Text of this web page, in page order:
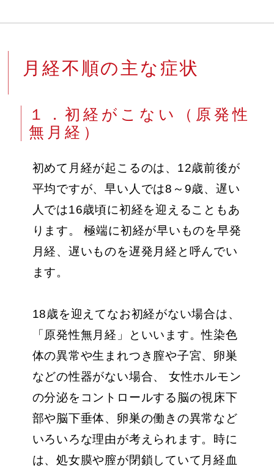
月経不順の主な症状
１．初経がこない（原発性
無月経）
初めて月経が起こるのは、12歳前後が
平均ですが、早い人では8～9歳、遅い
人では16歳頃に初経を迎えることもあ
ります。 極端に初経が早いものを早発
月経、遅いものを遅発月経と呼んでい
ます。
18歳を迎えてなお初経がない場合は、
「原発性無月経」といいます。性染色
体の異常や生まれつき膣や子宮、卵巣
などの性器がない場合、 女性ホルモン
の分泌をコントロールする脳の視床下
部や脳下垂体、卵巣の働きの異常など
いろいろな理由が考えられます。時に
は、処女膜や膣が閉鎖していて月経血